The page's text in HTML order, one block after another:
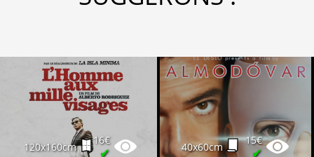
120x160cm
16€
✔ 40x60cm
15€
✔